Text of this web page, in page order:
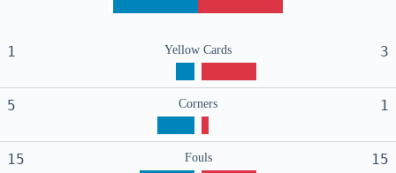
1 Yellow Cards 3
5 Corners 1
15 Fouls 15